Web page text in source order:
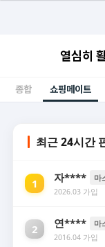
열심히
종합 쇼핑메이트
최근 24시간
1 자**** 마
2026.03 가입
2 연**** 마
2016.04 가입